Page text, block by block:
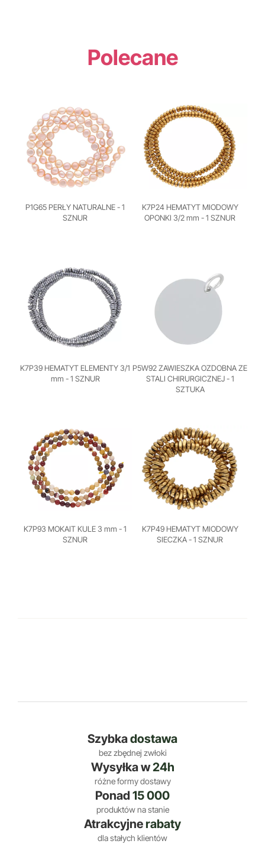
Polecane
P1G65 PERŁY NATURALNE - 1
SZNUR
K7P24 HEMATYT MIODOWY
OPONKI 3/2 mm - 1 SZNUR
K7P39 HEMATYT ELEMENTY 3/1
mm - 1 SZNUR
P5W92 ZAWIESZKA OZDOBNA ZE
STALI CHIRURGICZNEJ - 1
SZTUKA
K7P93 MOKAIT KULE 3 mm - 1
SZNUR
K7P49 HEMATYT MIODOWY
SIECZKA - 1 SZNUR
Szybkadostawa
bez zbędnej zwłoki
Wysyłka w24h
różne formy dostawy
Ponad 15 000
produktów na stanie
Atrakcyjnerabaty
dla stałych klientów